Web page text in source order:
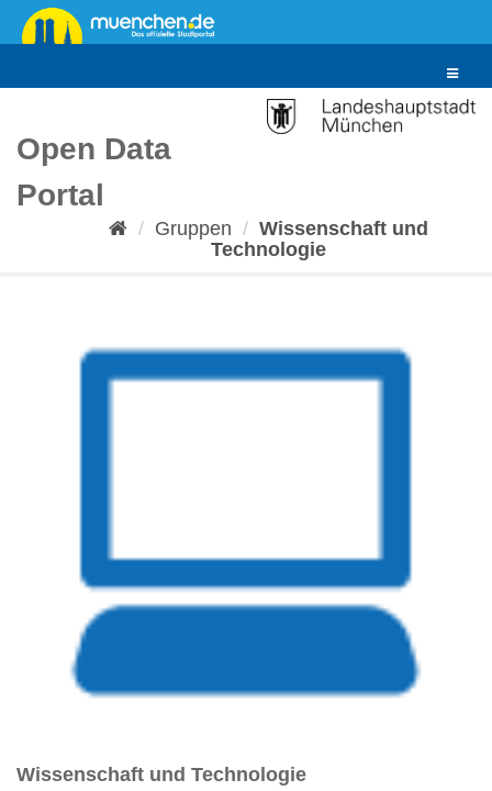
Überspringen
zum
Toggle
Open Data
Portal
Gruppen
Wissenschaft und
Technologie
Wissenschaft und Technologie